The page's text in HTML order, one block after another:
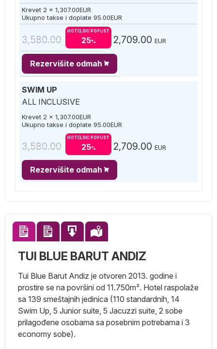
Krevet 2 x 1,307.00EUR
Ukupno takse i doplate 95.00EUR
3,580.00
HOTELSKI POPUST
25% 2,709.00 EUR
Rezervišite odmah
SWIM UP
ALL INCLUSIVE
Krevet 2 x 1,307.00EUR
Ukupno takse i doplate 95.00EUR
3,580.00
HOTELSKI POPUST
25% 2,709.00 EUR
Rezervišite odmah
TUI BLUE BARUT ANDIZ
Tui Blue Barut Andiz je otvoren 2013. godine i
prostire se na površini od 11.750m². Hotel raspolaže
sa 139 smeštajnih jedinica (110 standardnih, 14
Swim Up, 5 Junior suite, 5 Jacuzzi suite, 2 sobe
prilagođene osobama sa posebnim potrebama i 3
economy sobe).